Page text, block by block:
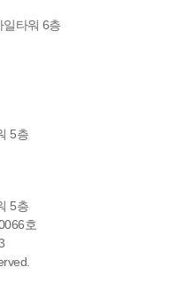
타워 6층
5층
5층
호